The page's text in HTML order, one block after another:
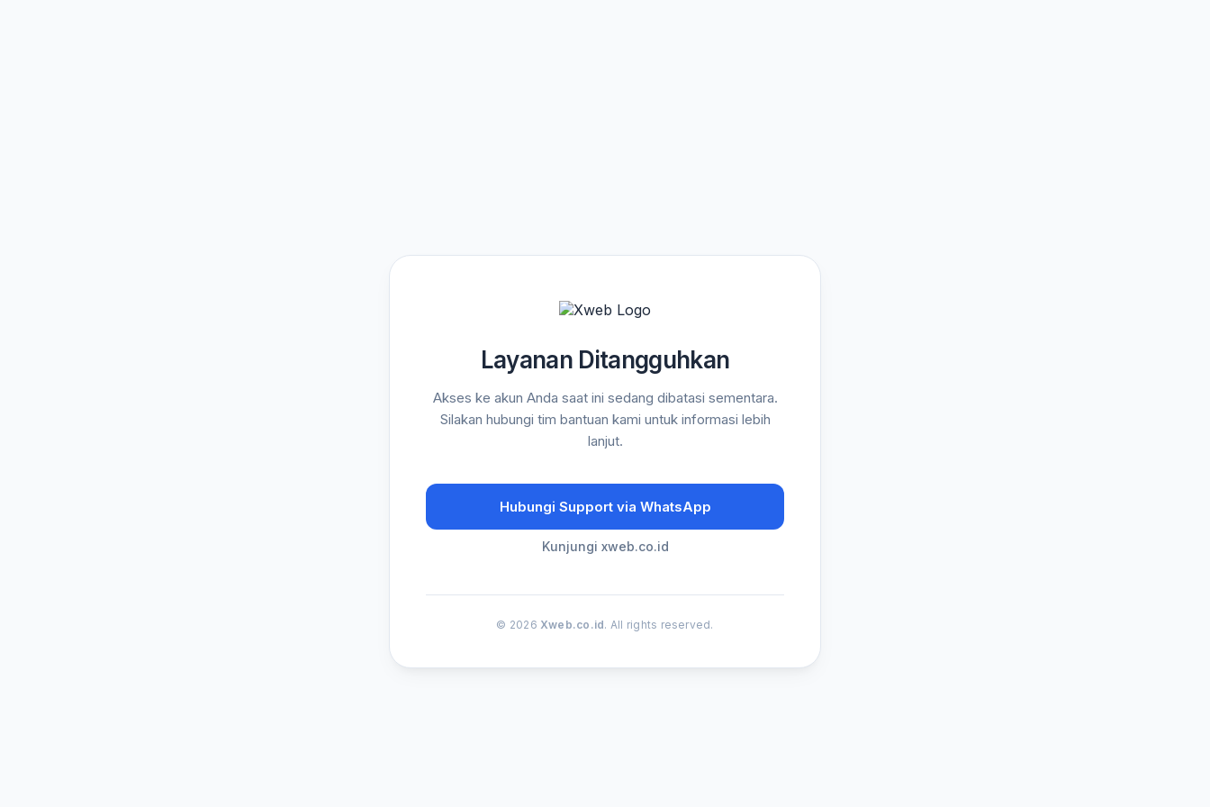
Layanan Ditangguhkan
Akses ke akun Anda saat ini sedang dibatasi sementara.
Silakan hubungi tim bantuan kami untuk informasi lebih
lanjut.
Hubungi Support via WhatsApp
Kunjungi xweb.co.id
© 2026 Xweb.co.id. All rights reserved.